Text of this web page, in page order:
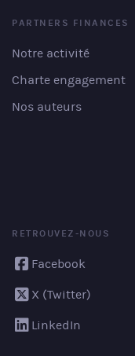
PARTNERS FINANCES
Notre activité
Charte engagement
Nos auteurs
RETROUVEZ-NOUS
Facebook
X (Twitter)
LinkedIn